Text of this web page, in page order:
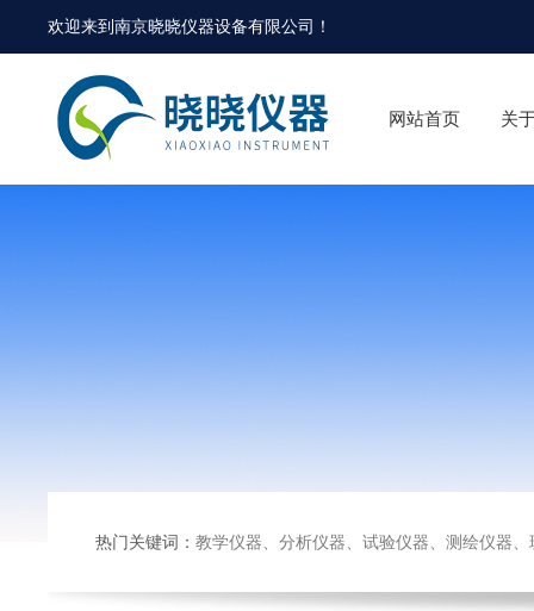
欢迎来到南京晓晓仪器设备有限公司 ！
网站首页 关
热门关键词： 教学仪器、分析仪器、试验仪器、测绘仪器、玻璃仪